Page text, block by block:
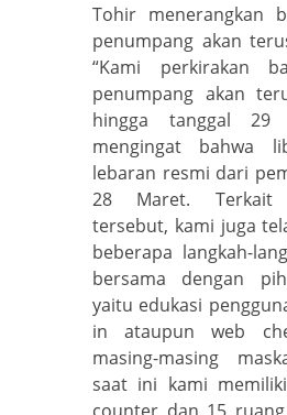
Tohir menerangkan
penumpang akan
“Kami perkirakan
penumpang akan
hingga tanggal 29
mengingat bahwa
lebaran resmi dari
28 Maret. Terkait
tersebut, kami juga
beberapa langkah-
bersama dengan
yaitu edukasi
in ataupun web
masing-masing
saat ini kami